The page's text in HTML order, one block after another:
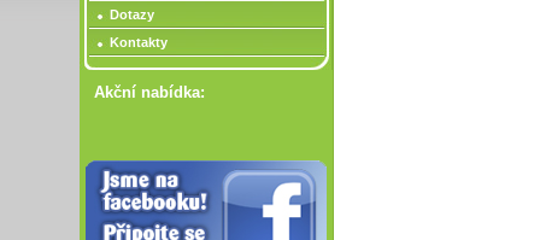
Dotazy
Kontakty
Akční nabídka: